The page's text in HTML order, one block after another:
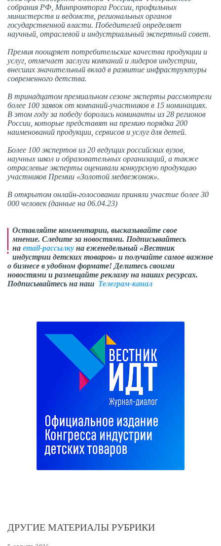
собрания РФ, Минпромторга России, профильных
министерств и ведомств, региональных органов
государственной власти. Победителей определяет
научный, отраслевой и индустриальный экспертный совет.
Премия поощряет потребительские качества продукции и
услуг, отмечает заслуги компаний и лидеров индустрии,
внесших значительный вклад в развитие инфраструктуры
современного детства.
В тринадцатом премиальном сезоне эксперты рассмотрели
более 100 заявок от компаний-участников в 15 номинациях.
В этом году за победу боролись номинанты из 28 регионов
России, которые представят на премию порядка 200
наименований продукции, сервисов и услуг для детей.
Более 100 экспертов из 20 ведущих российских вузов,
научных школ и образовательных организаций, а также
отраслевые эксперты оценивали конкурсную продукцию
участников Премии «Золотой медвежонок».
В открытом онлайн-голосовании приняли участие более 30
000 человек (данные на 06.04.23)
Оставляйте комментарии, высказывайте свое
мнение. Следите за новостями. Подписывайтесь
на email-рассылку на еженедельный «Вестник
индустрии детских товаров» и получайте самое важное
о бизнесе в удобном формате! Делитесь своими
новостями и размещайте рекламу на наших ресурсах.
Подписывайтесь на наш Телеграм-канал
ДРУГИЕ МАТЕРИАЛЫ РУБРИКИ